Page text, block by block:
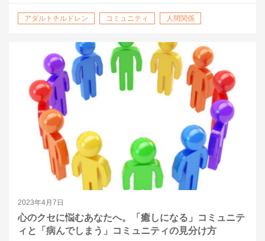
アダルトチルドレン コミュニティ 人間関係
2023年4月7日
心のクセに悩むあなたへ。「癒しになる」コミュニテ
ィと「病んでしまう」コミュニティの見分け方